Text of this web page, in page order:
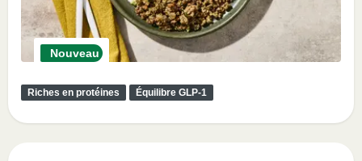
Nouveau
Riches en protéines Équilibre GLP-1